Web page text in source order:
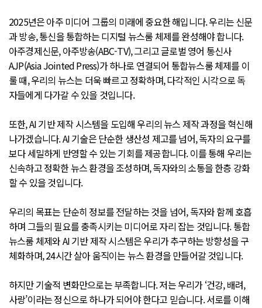
2025년은 아주 미디어 그룹의 미래에 중요한 해입니다. 우리는 신문
과 방송, 통신을 통합하는 디지털 뉴스룸 체제를 완성해야 합니다.
아주경제신문, 아주방송(ABC-TV), 그리고 글로벌 영어 통신사
AJP(Asia Jointed Press)가 하나로 연결되어 통합뉴스룸 체제를 이
룰 때, 우리의 뉴스는 더욱 빠르고 정확하며, 다각적인 시각으로 독
자들에게 다가갈 수 있을 것입니다.
또한, AI 기반 제작 시스템을 도입해 우리의 뉴스 제작 과정을 혁신해
나가겠습니다. AI 기술은 단순한 생산성 제고를 넘어, 독자의 요구를
보다 세밀하게 반영할 수 있는 기회를 제공합니다. 이를 통해 우리는
신속하고 정확한 뉴스 환경을 조성하며, 독자와의 소통을 한층 강화
할 수 있을 것입니다.
우리의 목표는 단순히 정보를 전달하는 것을 넘어, 독자와 함께 호흡
하며 그들의 필요를 충족시키는 미디어로 자리 잡는 것입니다. 통합
뉴스룸 체제와 AI 기반 제작 시스템은 우리가 추구하는 방향성을 구
체화하며, 24시간 살아 움직이는 뉴스 환경을 만들어갈 것입니다.
하지만 기술적 변화만으로는 부족합니다. 저는 우리가 ‘건강, 배려,
사랑’이라는 정신으로 하나가 되어야 한다고 믿습니다. 서로를 이해